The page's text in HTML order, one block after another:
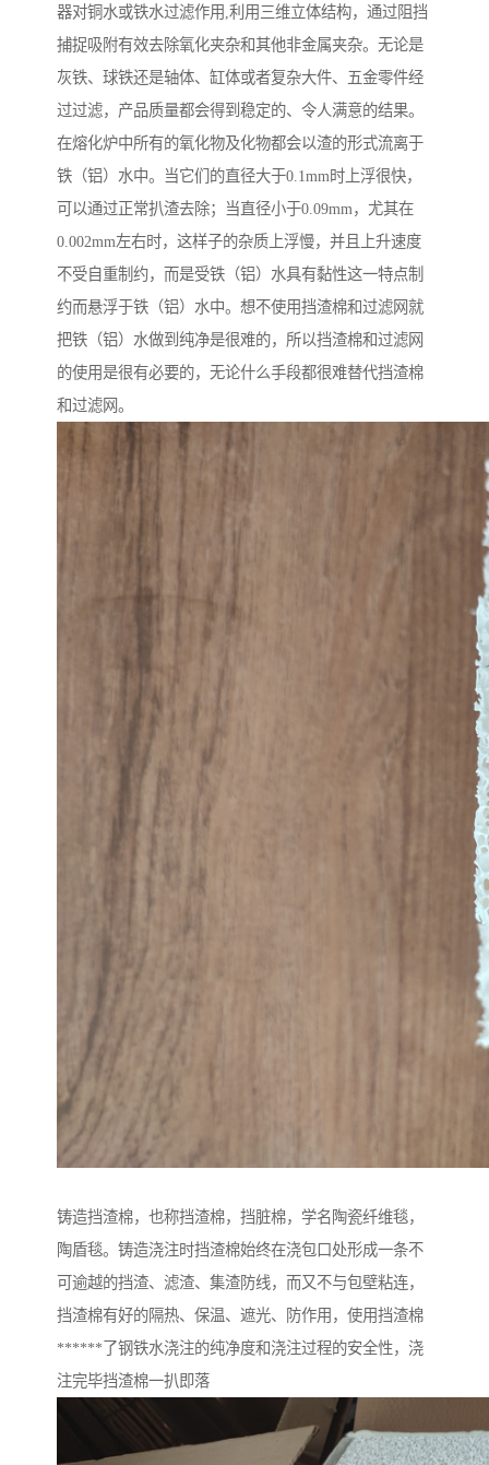
器对铜水或铁水过滤作用,利用三维立体结构，通过阻挡
捕捉吸附有效去除氧化夹杂和其他非金属夹杂。无论是
灰铁、球铁还是轴体、缸体或者复杂大件、五金零件经
过过滤，产品质量都会得到稳定的、令人满意的结果。
在熔化炉中所有的氧化物及化物都会以渣的形式流离于
铁（铝）水中。当它们的直径大于0.1mm时上浮很快，
可以通过正常扒渣去除；当直径小于0.09mm，尤其在
0.002mm左右时，这样子的杂质上浮慢，并且上升速度
不受自重制约，而是受铁（铝）水具有黏性这一特点制
约而悬浮于铁（铝）水中。想不使用挡渣棉和过滤网就
把铁（铝）水做到纯净是很难的，所以挡渣棉和过滤网
的使用是很有必要的，无论什么手段都很难替代挡渣棉
和过滤网。
铸造挡渣棉，也称挡渣棉，挡脏棉，学名陶瓷纤维毯，
陶盾毯。铸造浇注时挡渣棉始终在浇包口处形成一条不
可逾越的挡渣、滤渣、集渣防线，而又不与包壁粘连，
挡渣棉有好的隔热、保温、遮光、防作用，使用挡渣棉
******了钢铁水浇注的纯净度和浇注过程的安全性，浇
注完毕挡渣棉一扒即落